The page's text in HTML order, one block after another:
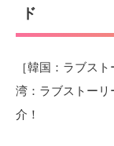
ド
［韓国：ラブス
湾：ラブストー
介！